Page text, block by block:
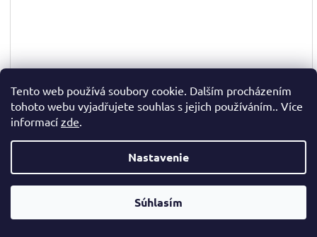
Tento web používá soubory cookie. Dalším procházením
tohoto webu vyjadřujete souhlas s jejich používáním.. Více
informací zde.
Nastavenie
Súhlasím